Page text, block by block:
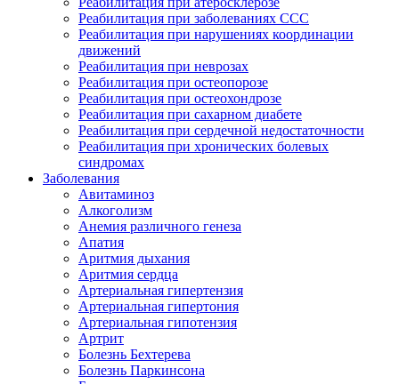
Реабилитация при заболеваниях ССС
Реабилитация при нарушениях координации
движений
Реабилитация при неврозах
Реабилитация при остеопорозе
Реабилитация при остеохондрозе
Реабилитация при сахарном диабете
Реабилитация при сердечной недостаточности
Реабилитация при хронических болевых
синдромах
Заболевания
Авитаминоз
Алкоголизм
Анемия различного генеза
Апатия
Аритмия дыхания
Аритмия сердца
Артериальная гипертензия
Артериальная гипертония
Артериальная гипотензия
Артрит
Болезнь Бехтерева
Болезнь Паркинсона